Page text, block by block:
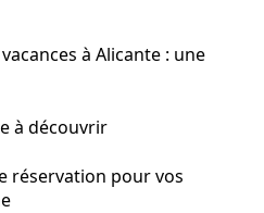
à Alicante : une
à découvrir
réservation pour vos